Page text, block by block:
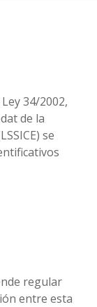
34/2002,
de la
se
regular
entre esta